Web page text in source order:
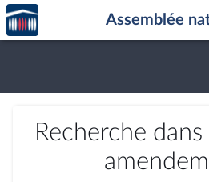
Aller au contenu
Aller en bas de la page
Accèder
à la
page
Assemblée
Recherche